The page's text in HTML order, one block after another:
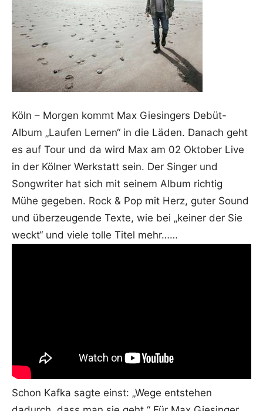
Köln – Morgen kommt Max Giesingers Debüt-
Album „Laufen Lernen“ in die Läden. Danach geht
es auf Tour und da wird Max am 02 Oktober Live
in der Kölner Werkstatt sein. Der Singer und
Songwriter hat sich mit seinem Album richtig
Mühe gegeben. Rock & Pop mit Herz, guter Sound
und überzeugende Texte, wie bei „keiner der Sie
weckt“ und viele tolle Titel mehr……
Schon Kafka sagte einst: „Wege entstehen